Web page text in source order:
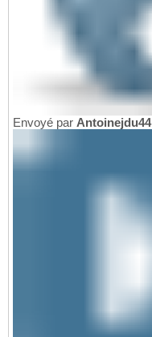
Envoyé par Antoinejdu44